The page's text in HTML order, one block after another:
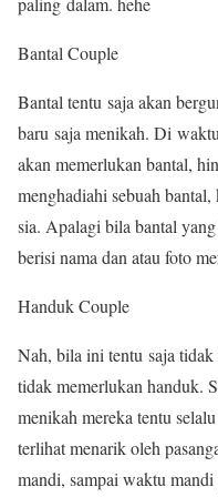
Bantal Couple
Bantal tentu saja akan
baru saja menikah. Di
akan memerlukan bantal,
menghadiahi sebuah
sia. Apalagi bila bantal
berisi nama dan atau foto
Handuk Couple
Nah, bila ini tentu saja
tidak memerlukan handuk.
menikah mereka tentu
terlihat menarik oleh
mandi, sampai waktu